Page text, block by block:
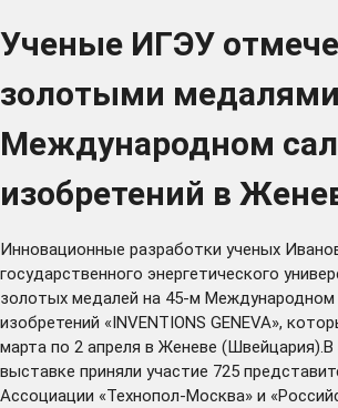
Ученые ИГЭУ
золотыми
Международном
изобретений в
Инновационные разработки ученых
государственного энергетического
золотых медалей на 45-м Международном
изобретений «INVENTIONS GENEVA»,
марта по 2 апреля в Женеве (Швейцария).В
выставке приняли участие 725
Ассоциации «Технопол-Москва» и